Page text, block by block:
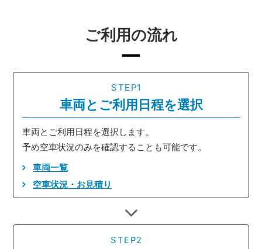
ご利用の流れ
STEP1
車両とご利用日程を選択
車両とご利用日程を選択します。
予め空車状況のみを確認することも可能です。
車両一覧
空車状況・お見積り
STEP2